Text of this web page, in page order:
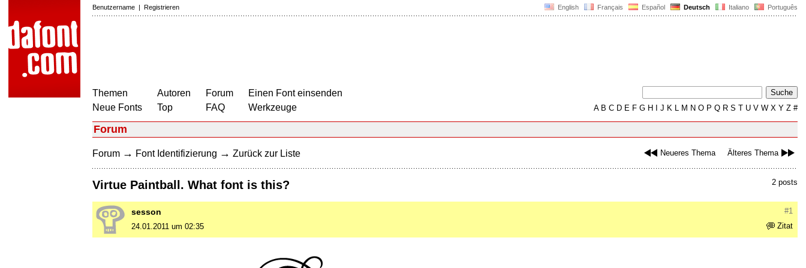
English Français Español Deutsch Italiano Português
Benutzername | Registrieren
Themen
Neue Fonts
Autoren
Top
Forum
FAQ
Einen Font einsenden
Werkzeuge
AB C D E F G H J K L M N O P Q R S T U V W X Y Z #
Forum
Neueres Thema Älteres Thema
Forum → Font Identifizierung → Zurück zur Liste
2 posts
Virtue Paintball. What font is this?
#1
sesson
Zitat
24.01.2011 um 02:35